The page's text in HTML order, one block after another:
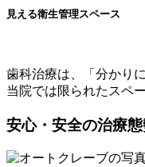
見える衛生管理スペース
歯科治療は、「分かり
当院では限られたスペ
安心・ 安全の治療